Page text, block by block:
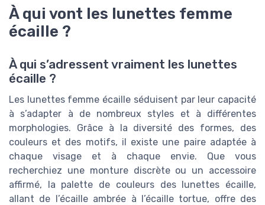
À qui vont les lunettes femme
écaille ?
À qui s’adressent vraiment les lunettes
écaille ?
Les lunettes femme écaille séduisent par leur capacité
à s’adapter à de nombreux styles et à différentes
morphologies. Grâce à la diversité des formes, des
couleurs et des motifs, il existe une paire adaptée à
chaque visage et à chaque envie. Que vous
recherchiez une monture discrète ou un accessoire
affirmé, la palette de couleurs des lunettes écaille,
allant de l’écaille ambrée à l’écaille tortue, offre des